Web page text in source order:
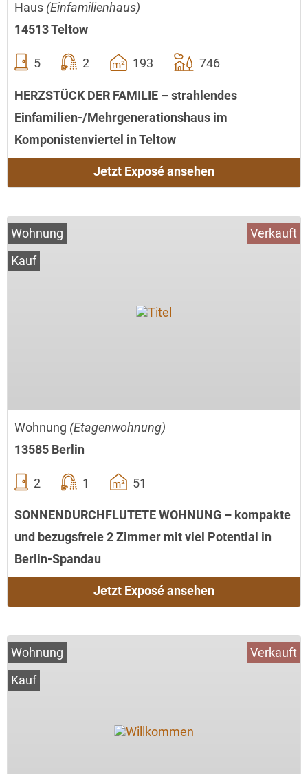
Haus (Einfamilienhaus)
14513 Teltow
5 2 193 746
HERZSTÜCK DER FAMILIE – strahlendes
Einfamilien-/Mehrgenerationshaus im
Komponistenviertel in Teltow
Jetzt Exposé ansehen
Wohnung
Kauf
Verkauft
Wohnung (Etagenwohnung)
13585 Berlin
2 1 51
SONNENDURCHFLUTETE WOHNUNG – kompakte
und bezugsfreie 2 Zimmer mit viel Potential in
Berlin-Spandau
Jetzt Exposé ansehen
Wohnung
Kauf
Verkauft